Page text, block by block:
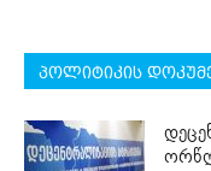
პოლიტიკის